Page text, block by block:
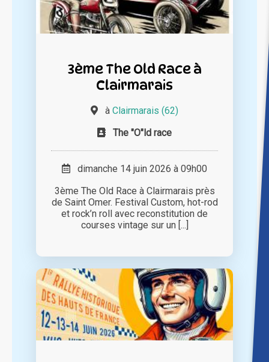
3ème The Old Race à
Clairmarais
à Clairmarais (62)
The "O"ld race
dimanche 14 juin 2026 à 09h00
3ème The Old Race à Clairmarais près
de Saint Omer. Festival Custom, hot-rod
et rock’n roll avec reconstitution de
courses vintage sur un [...]